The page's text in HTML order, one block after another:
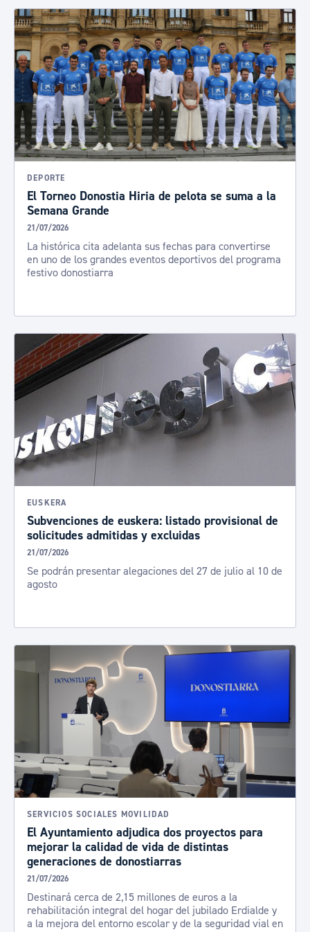
DEPORTE
El Torneo Donostia Hiria de pelota se suma a la
Semana Grande
21/07/2026
La histórica cita adelanta sus fechas para convertirse
en uno de los grandes eventos deportivos del programa
festivo donostiarra
EUSKERA
Subvenciones de euskera: listado provisional de
solicitudes admitidas y excluidas
21/07/2026
Se podrán presentar alegaciones del 27 de julio al 10 de
agosto
SERVICIOS SOCIALES MOVILIDAD
El Ayuntamiento adjudica dos proyectos para
mejorar la calidad de vida de distintas
generaciones de donostiarras
21/07/2026
Destinará cerca de 2,15 millones de euros a la
rehabilitación integral del hogar del jubilado Erdialde y
a la mejora del entorno escolar y de la seguridad vial en